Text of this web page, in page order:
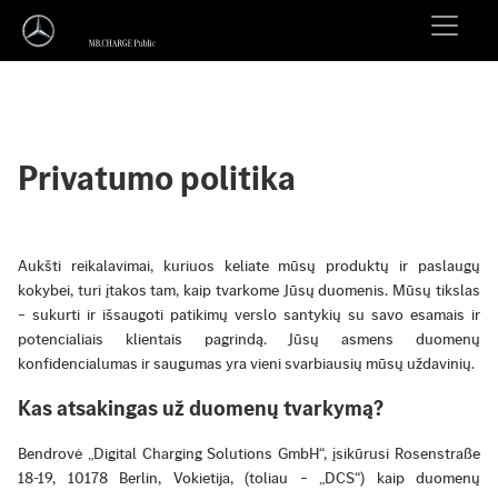
Privatumo politika
Aukšti reikalavimai, kuriuos keliate mūsų produktų ir paslaugų
kokybei, turi įtakos tam, kaip tvarkome Jūsų duomenis. Mūsų tikslas
– sukurti ir išsaugoti patikimų verslo santykių su savo esamais ir
potencialiais klientais pagrindą. Jūsų asmens duomenų
konfidencialumas ir saugumas yra vieni svarbiausių mūsų uždavinių.
Kas atsakingas už duomenų tvarkymą?
Bendrovė „Digital Charging Solutions GmbH“, įsikūrusi Rosenstraße
18-19, 10178 Berlin, Vokietija, (toliau – „DCS“) kaip duomenų